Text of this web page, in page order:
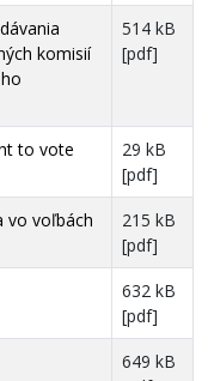
komisií
514 kB
[pdf]
to vote
29 kB
[pdf]
vo voľbách
215 kB
[pdf]
632 kB
[pdf]
649 kB